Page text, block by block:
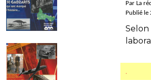
Par La
Publié le
Selon
.